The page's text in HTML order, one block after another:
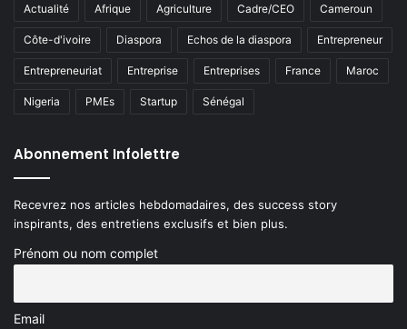
Actualité Afrique Agriculture Cadre/CEO Cameroun
Côte-d'ivoire Diaspora Echos de la diaspora Entrepreneur
Entrepreneuriat Entreprise Entreprises France Maroc
Nigeria PMEs Startup Sénégal
Abonnement Infolettre
Recevrez nos articles hebdomadaires, des success story
inspirants, des entretiens exclusifs et bien plus.
Prénom ou nom complet
Email